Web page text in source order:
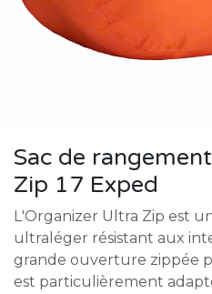
Sac de
Zip 17 Exped
L'Organizer Ultra Zip est
ultraléger résistant aux
grande ouverture zippée
est particulièrement